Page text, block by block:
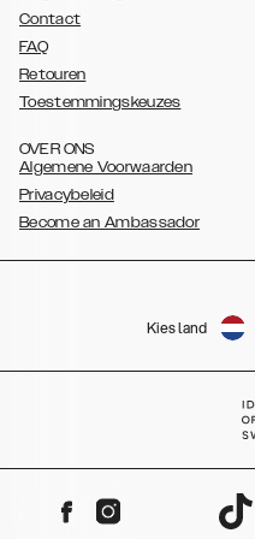
Contact
FAQ
Retouren
Toestemmingskeuzes
OVER ONS
Algemene Voorwaarden
Privacybeleid
Become an Ambassador
Kies land